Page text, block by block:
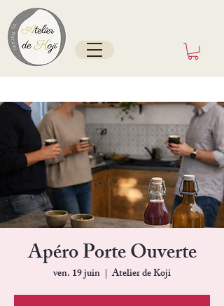
Apéro Porte Ouverte
ven. 19 juin
  |
Atelier de Koji